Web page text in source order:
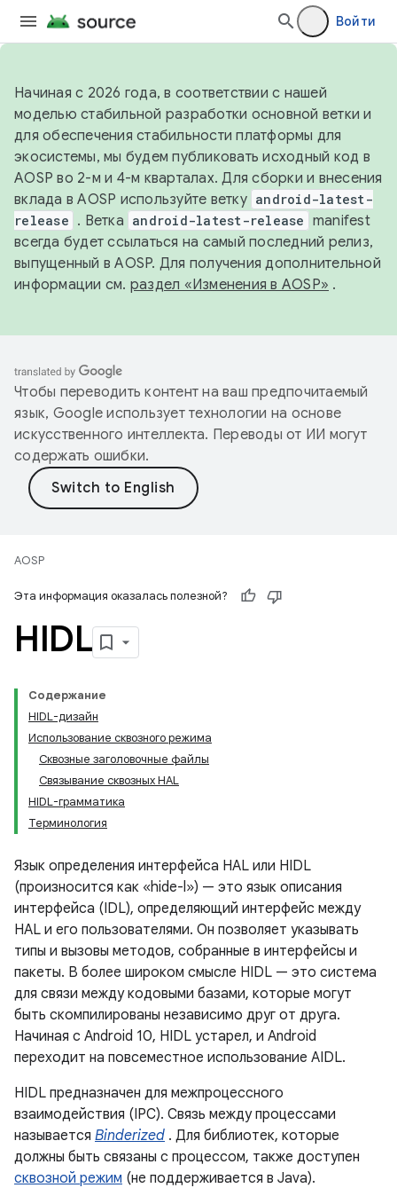
Войти
Начиная с 2026 года, в соответствии с нашей
моделью стабильной разработки основной ветки и
для обеспечения стабильности платформы для
экосистемы, мы будем публиковать исходный код в
AOSP во 2-м и 4-м кварталах. Для сборки и внесения
вклада в AOSP используйте ветку android-latest-
release . Ветка android-latest-release manifest
всегда будет ссылаться на самый последний релиз,
выпущенный в AOSP. Для получения дополнительной
информации см. раздел «Изменения в AOSP» .
Чтобы переводить контент на ваш предпочитаемый
язык, Google использует технологии на основе
искусственного интеллекта. Переводы от ИИ могут
содержать ошибки.
AOSP
Эта информация оказалась полезной?
HIDL
Содержание
HIDL-дизайн
Использование сквозного режима
Сквозные заголовочные файлы
Связывание сквозных HAL
HIDL-грамматика
Терминология
Язык определения интерфейса HAL или HIDL
(произносится как «hide-l») — это язык описания
интерфейса (IDL), определяющий интерфейс между
HAL и его пользователями. Он позволяет указывать
типы и вызовы методов, собранные в интерфейсы и
пакеты. В более широком смысле HIDL — это система
для связи между кодовыми базами, которые могут
быть скомпилированы независимо друг от друга.
Начиная с Android 10, HIDL устарел, и Android
переходит на повсеместное использование AIDL.
HIDL предназначен для межпроцессного
взаимодействия (IPC). Связь между процессами
называется Binderized . Для библиотек, которые
должны быть связаны с процессом, также доступен
сквозной режим (не поддерживается в Java).